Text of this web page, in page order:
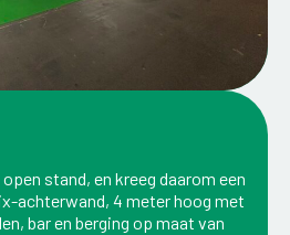
stand, en kreeg daarom een
achterwand, 4 meter hoog met
bar en berging op maat van